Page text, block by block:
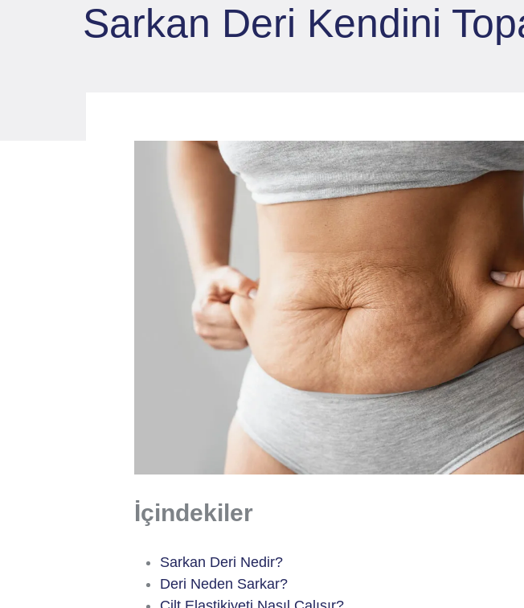
Sarkan Deri Kendini
İçindekiler
Sarkan Deri Nedir?
Deri Neden Sarkar?